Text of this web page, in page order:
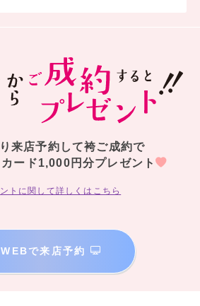
来店予約して袴ご成約で
ード1,000円分プレゼント
トに関して詳しくはこちら
WEBで来店予約